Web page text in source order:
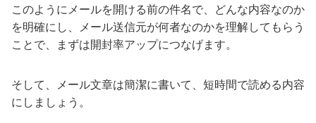
このようにメールを開ける前の件名で、どんな内容なのか
を明確にし、メール送信元が何者なのかを理解してもらう
ことで、まずは開封率アップにつなげます。
そして、メール文章は簡潔に書いて、短時間で読める内容
にしましょう。